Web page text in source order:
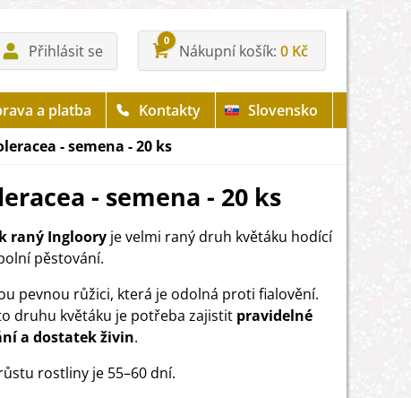
Přihlásit se
0
Nákupní košík 0 Kč
a platba Kontakty
Slovensko
- semena - 20 ks
- semena - 20 ks
raný Ingloory je velmi raný druh květáku hodící
pěstování.
pevnou růžici, která je odolná proti fialovění.
druhu květáku je potřeba zajistit pravidelné
a dostatek živin.
rostliny je 55–60 dní.